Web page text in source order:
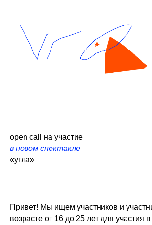
open call на участие
в новом спектакле
«угла»
Привет! Мы ищем участников и
возрасте от 16 до 25 лет для участия в